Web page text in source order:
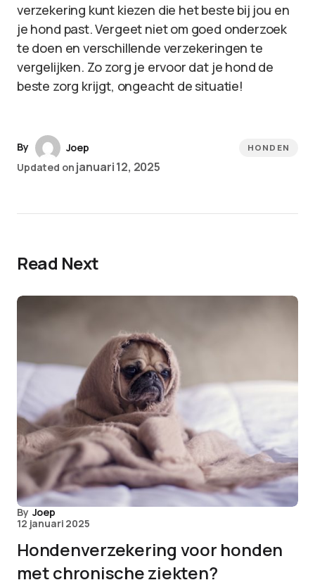
verzekering kunt kiezen die het beste bij jou en
je hond past. Vergeet niet om goed onderzoek
te doen en verschillende verzekeringen te
vergelijken. Zo zorg je ervoor dat je hond de
beste zorg krijgt, ongeacht de situatie!
By
Joep
Updated on januari 12, 2025
HONDEN
Read Next
By Joep
12 januari 2025
Hondenverzekering voor honden
met chronische ziekten?